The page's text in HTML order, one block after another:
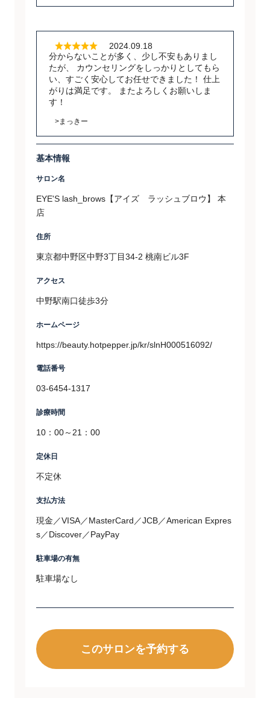
2024.09.18
分からないことが多く、少し不安もありまし
たが、 カウンセリングをしっかりとしてもら
い、すごく安心してお任せできました！ 仕上
がりは満足です。 またよろしくお願いしま
す！
>まっきー
基本情報
サロン名
EYE'S lash_brows【アイズ ラッシュブロウ】 本
店
住所
東京都中野区中野3丁目34-2 桃南ビル3F
アクセス
中野駅南口徒歩3分
ホームページ
https://beauty.hotpepper.jp/kr/slnH000516092/
電話番号
03-6454-1317
診療時間
10：00～21：00
定休日
不定休
支払方法
現金／VISA／MasterCard／JCB／American Expres
s／Discover／PayPay
駐車場の有無
駐車場なし
このサロンを予約する